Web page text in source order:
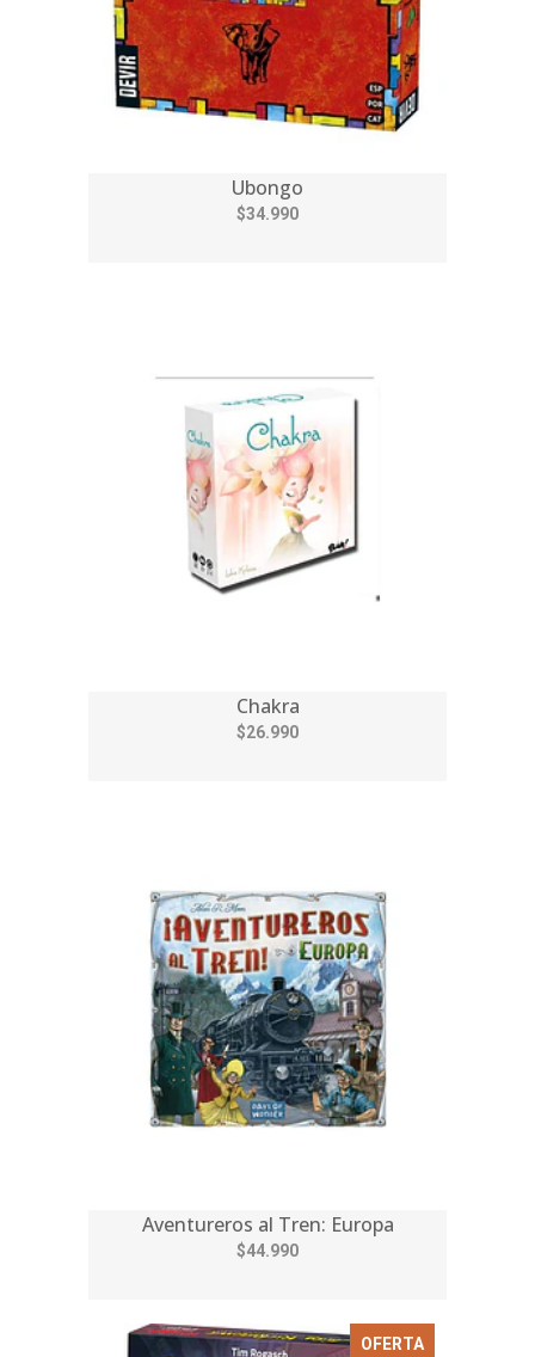
Ubongo
$34.990
Chakra
$26.990
Aventureros al Tren: Europa
$44.990
OFERTA